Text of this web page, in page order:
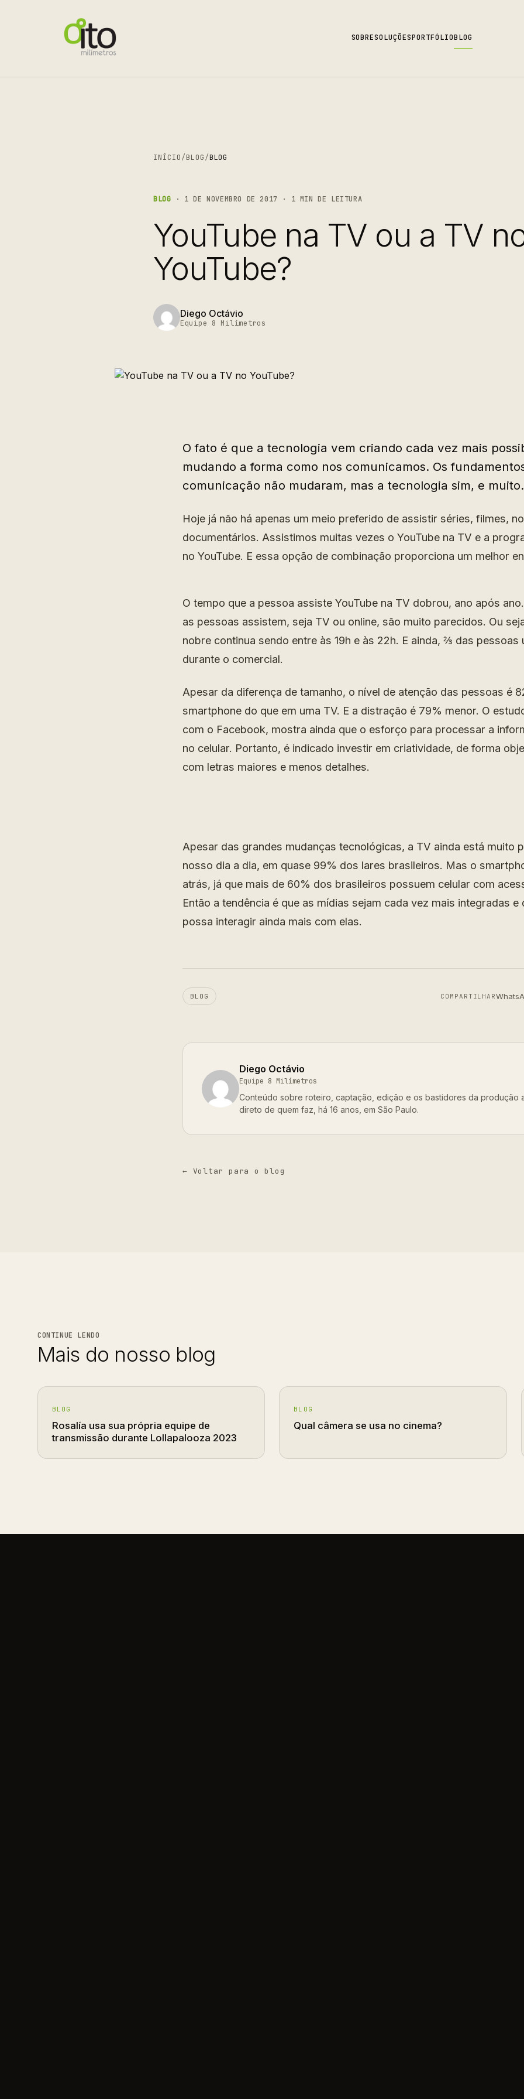
SOBRESOLUÇÕESPORTFÓLIOBLOG
INÍCIO/BLOG/BLOG
BLOG · 1 DE NOVEMBRO DE 2017 · 1 MIN DE LEITURA
YouTube na TV ou a TV
YouTube?
Diego Octávio
Equipe 8 Milímetros
O fato é que a tecnologia vem criando cada vez mais
mudando a forma como nos comunicamos. Os
comunicação não mudaram, mas a tecnologia sim, e muito.
Hoje já não há apenas um meio preferido de assistir séries, filmes,
documentários. Assistimos muitas vezes o YouTube na TV e a
no YouTube. E essa opção de combinação proporciona um melhor
O tempo que a pessoa assiste YouTube na TV dobrou, ano após
as pessoas assistem, seja TV ou online, são muito parecidos. Ou
nobre continua sendo entre às 19h e às 22h. E ainda, ⅔ das pessoas
durante o comercial.
Apesar da diferença de tamanho, o nível de atenção das pessoas é
smartphone do que em uma TV. E a distração é 79% menor. O
com o Facebook, mostra ainda que o esforço para processar a
no celular. Portanto, é indicado investir em criatividade, de forma
com letras maiores e menos detalhes.
Apesar das grandes mudanças tecnológicas, a TV ainda está muito
nosso dia a dia, em quase 99% dos lares brasileiros. Mas o
atrás, já que mais de 60% dos brasileiros possuem celular com
Então a tendência é que as mídias sejam cada vez mais integradas e
possa interagir ainda mais com elas.
BLOG COMPARTILHAR
Diego Octávio
Equipe 8 Milímetros
Conteúdo sobre roteiro, captação, edição e os bastidores da produção
direto de quem faz, há 16 anos, em São Paulo.
← Voltar para o blog
CONTINUE LENDO
Mais do nosso blog
BLOG
Rosalía usa sua própria equipe de
transmissão durante Lollapalooza 2023
BLOG
Qual câmera se usa no cinema?